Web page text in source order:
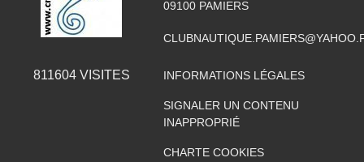
811604VISITES
09100 PAMIERS
INFORMATIONS LÉGALES
SIGNALER UN CONTENU
INAPPROPRIÉ
CHARTE COOKIES